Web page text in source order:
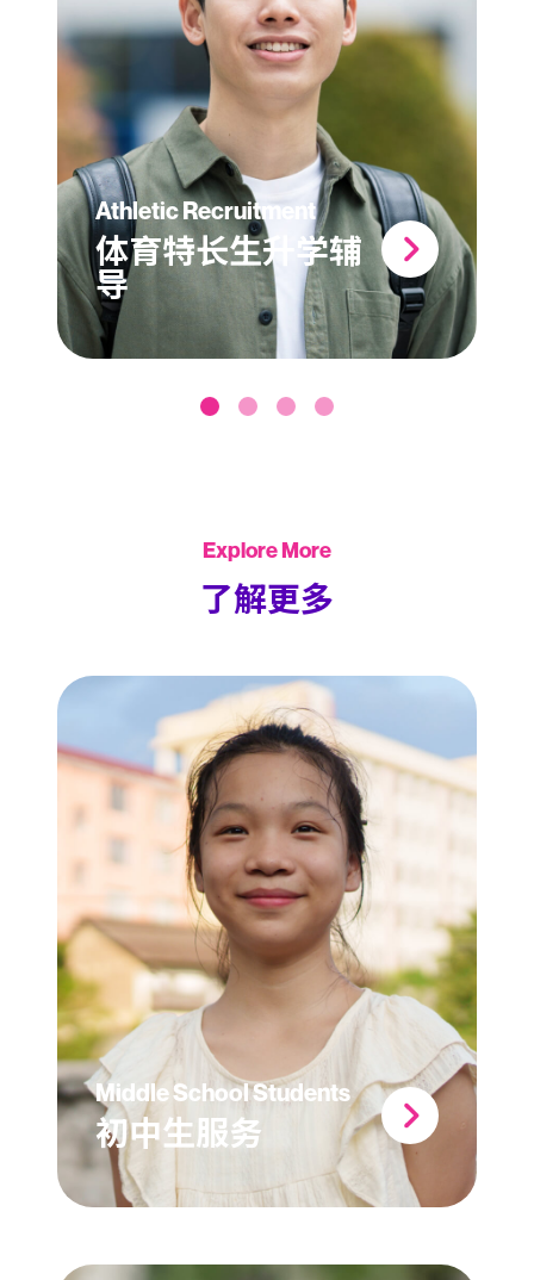
Athletic Recruitment
体育特长生升学辅
导
Explore More
了解更多
Middle School Students
初中生服务